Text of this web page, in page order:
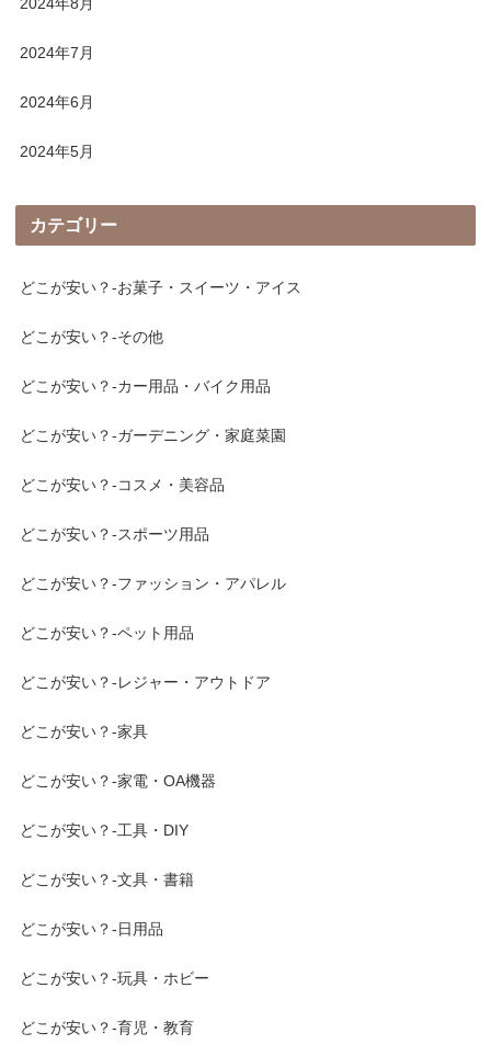
2024年7月
2024年6月
2024年5月
カテゴリー
どこが安い？-お菓子・スイーツ・アイス
どこが安い？-その他
どこが安い？-カー用品・バイク用品
どこが安い？-ガーデニング・家庭菜園
どこが安い？-コスメ・美容品
どこが安い？-スポーツ用品
どこが安い？-ファッション・アパレル
どこが安い？-ペット用品
どこが安い？-レジャー・アウトドア
どこが安い？-家具
どこが安い？-家電・OA機器
どこが安い？-工具・DIY
どこが安い？-文具・書籍
どこが安い？-日用品
どこが安い？-玩具・ホビー
どこが安い？-育児・教育